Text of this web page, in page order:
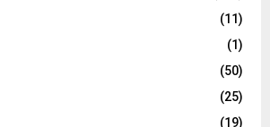
(11)
(1)
(50)
(25)
(19)